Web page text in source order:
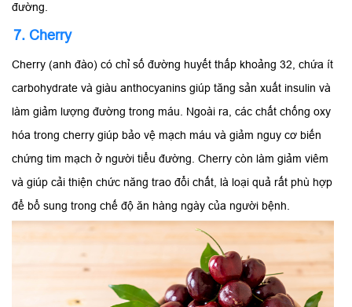
đường.
7. Cherry
Cherry (anh đào) có chỉ số đường huyết thấp khoảng 32, chứa ít
carbohydrate và giàu anthocyanins giúp tăng sản xuất insulin và
làm giảm lượng đường trong máu. Ngoài ra, các chất chống oxy
hóa trong cherry giúp bảo vệ mạch máu và giảm nguy cơ biến
chứng tim mạch ở người tiểu đường. Cherry còn làm giảm viêm
và giúp cải thiện chức năng trao đổi chất, là loại quả rất phù hợp
để bổ sung trong chế độ ăn hàng ngày của người bệnh.